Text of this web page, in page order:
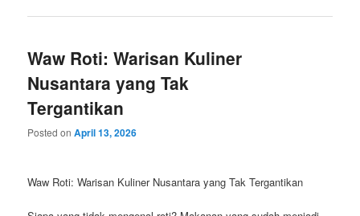
Waw Roti: Warisan Kuliner
Nusantara yang Tak
Tergantikan
Posted onApril 13, 2026
Waw Roti: Warisan Kuliner Nusantara yang Tak Tergantikan